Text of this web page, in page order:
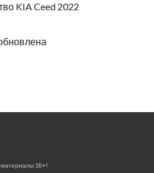
KIA Ceed 2022
материалы 18+!